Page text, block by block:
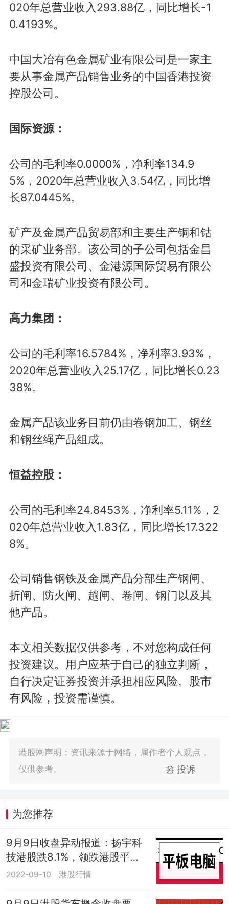
020年总营业收入293.88亿，同比增长-1
0.4193%。
中国大冶有色金属矿业有限公司是一家主
要从事金属产品销售业务的中国香港投资
控股公司。
国际资源：
公司的毛利率0.0000%，净利率134.9
5%，2020年总营业收入3.54亿，同比增
长87.0445%。
矿产及金属产品贸易部和主要生产铜和钴
的采矿业务部。该公司的子公司包括金昌
盛投资有限公司、金港源国际贸易有限公
司和金瑞矿业投资有限公司。
高力集团：
公司的毛利率16.5784%，净利率3.93%，
2020年总营业收入25.17亿，同比增长0.23
38%。
金属产品该业务目前仍由卷钢加工、钢丝
和钢丝绳产品组成。
恒益控股：
公司的毛利率24.8453%，净利率5.11%，2
020年总营业收入1.83亿，同比增长17.322
8%。
公司销售钢铁及金属产品分部生产钢闸、
折闸、防火闸、趟闸、卷闸、钢门以及其
他产品。
本文相关数据仅供参考，不对您构成任何
投资建议。用户应基于自己的独立判断，
自行决定证券投资并承担相应风险。股市
有风险，投资需谨慎。
港股网声明：资讯来源于网络，属作者个人观点，
仅供参考。
投诉
为您推荐
9月9日收盘异动报道：扬宇科
技港股跌8.1%，领跌港股平板
电脑概念
2022-09-10 港股行情